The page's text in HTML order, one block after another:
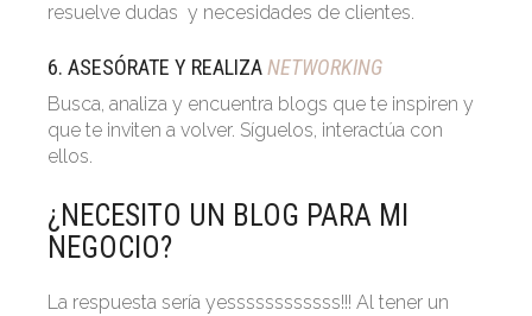
resuelve dudas y necesidades de clientes.
6. ASESÓRATE Y REALIZANETWORKING
Busca, analiza y encuentra blogs que te inspiren y
que te inviten a volver. Síguelos, interactúa con
ellos.
¿NECESITO UN BLOG PARA MI
NEGOCIO?
La respuesta sería yessssssssssss!!! Al tener un